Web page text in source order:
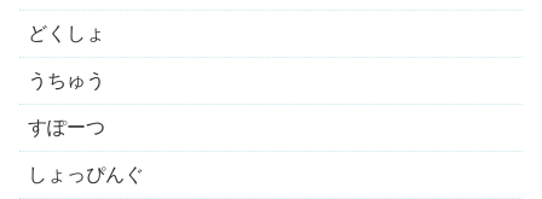
どくしょ
うちゅう
すぽーつ
しょっぴんぐ